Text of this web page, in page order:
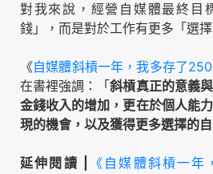
對我來說，經營自媒體最終目
錢」，而是對於工作有更多「選
《自媒體斜槓一年，我多存了
在書裡強調：「斜槓真正的意義
金錢收入的增加，更在於個人能
現的機會，以及獲得更多選擇的
延伸閱讀 |
《自媒體斜槓一